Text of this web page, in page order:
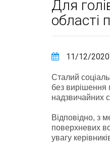
Для
області
11/12/2020
Сталий
без вирішення
надзвичайних
Відповідно, з
поверхневих
увагу